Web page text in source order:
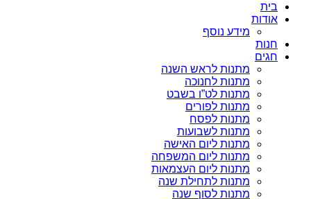
בית
אודות
מידע נוסף
חנות
חגים
מתנות לראש השנה
מתנות לחנוכה
מתנות לט”ו בשבט
מתנות לפורים
מתנות לפסח
מתנות לשבועות
מתנות ליום האישה
מתנות ליום המשפחה
מתנות ליום העצמאות
מתנות לתחילת שנה
מתנות לסוף שנה